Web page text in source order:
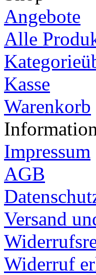
Angebote
Alle
Kasse
Warenkorb
Impressum
AGB
Versand
Widerruf